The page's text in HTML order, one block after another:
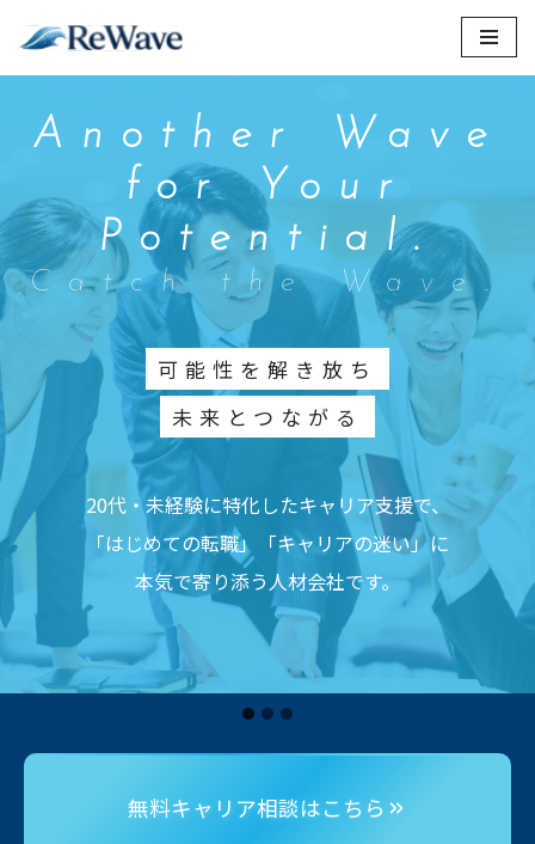
ン
へ
キ
ッ
Another Wave
for Your
Potential.
Catch the Wave.
可能性を解き放ち
未来とつながる
20代・未経験に特化したキャリア支援で、
「はじめての転職」「キャリアの迷い」に
本気で寄り添う人材会社です。
無料キャリア相談はこちら